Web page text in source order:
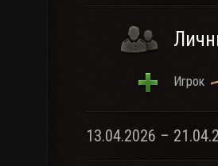
Игрок
13.04.2026 –